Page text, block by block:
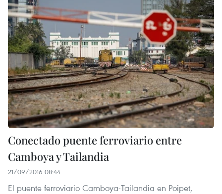
Conectado puente ferroviario entre
Camboya y Tailandia
21/09/2016 08:44
El puente ferroviario Camboya-Tailandia en Poipet,